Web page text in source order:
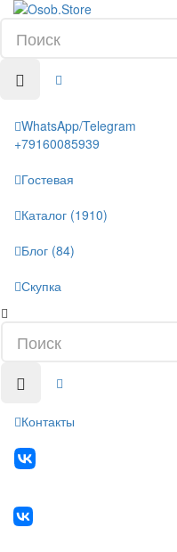
WhatsApp/Telegram
+79160085939
Гостевая
Каталог (1910)
Блог (84)
Скупка
Контакты